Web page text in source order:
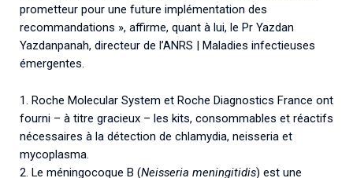
prometteur pour une future implémentation des
recommandations », affirme, quant à lui, le Pr Yazdan
Yazdanpanah, directeur de l’ANRS | Maladies infectieuses
émergentes.
1. Roche Molecular System et Roche Diagnostics France ont
fourni – à titre gracieux – les kits, consommables et réactifs
nécessaires à la détection de chlamydia, neisseria et
mycoplasma.
2. Le méningocoque B (Neisseria meningitidis) est une